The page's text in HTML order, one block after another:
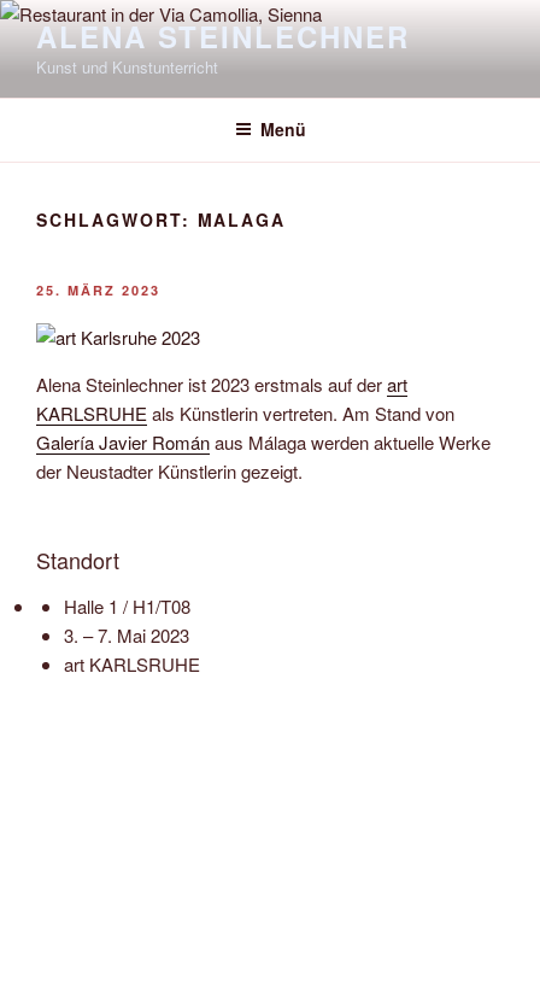
Zum
Inhalt
springen
ALENA STEINLECHNER
Kunst und Kunstunterricht
Menü
SCHLAGWORT: MALAGA
VERÖFFENTLICHT
25. MÄRZ 2023
Alena Steinlechner ist 2023 erstmals auf derart
KARLSRUHE als Künstlerin vertreten. Am Stand von
Galería Javier Románaus Málaga werden aktuelle Werke
der Neustadter Künstlerin gezeigt.
Standort
Halle 1 / H1/T08
3. – 7. Mai 2023
art KARLSRUHE